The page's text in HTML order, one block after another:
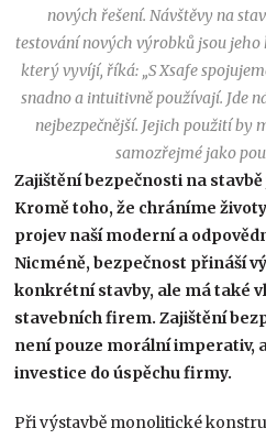
nových řešení. Návštěvy na
testování nových výrobků jsou jeho
který vyvíjí, říká: „S Xsafe
snadno a intuitivně používají. Jde
nejbezpečnější. Jejich použití by
samozřejmé jako
Zajištění bezpečnosti na
Kromě toho, že chráníme
projev naší moderní a
Nicméně, bezpečnost přináší
konkrétní stavby, ale má také
stavebních firem. Zajištění
není pouze morální imperativ,
investice do úspěchu firmy.
Při výstavbě monolitické